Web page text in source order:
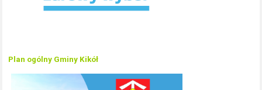
Plan ogólny Gminy Kikół